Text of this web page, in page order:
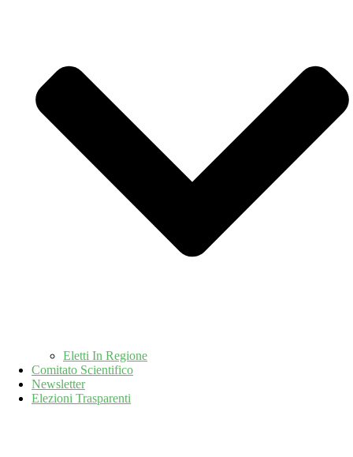
Eletti In Regione
Comitato Scientifico
Newsletter
Elezioni Trasparenti